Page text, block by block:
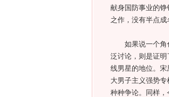
献身国防事业的
之作，没有半点成
如果说一个角色
泛讨论，则是证
线男星的地位。
大男子主义强势
种种争论。同样